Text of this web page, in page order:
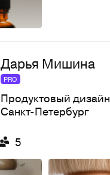
Дарья Мишина
PRO
Продуктовый дизайн
Санкт-Петербург
5